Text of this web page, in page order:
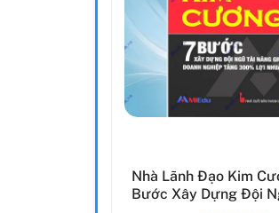
Nhà Lãnh Đạo Kim
Bước Xây Dựng Đội